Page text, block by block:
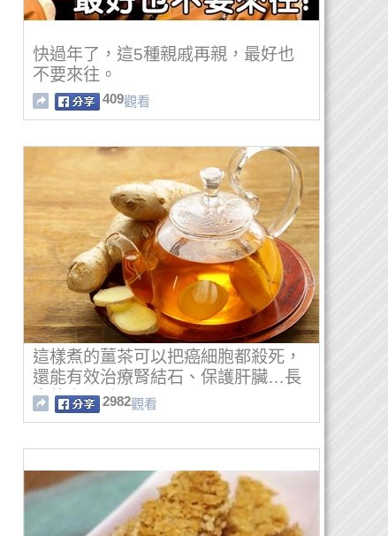
快過年了，這5種親戚再親，最好也
不要來往。
409觀看
這樣煮的薑茶可以把癌細胞都殺死，
還能有效治療腎結石、保護肝臟…長
壽的人都愛喝！
2982觀看